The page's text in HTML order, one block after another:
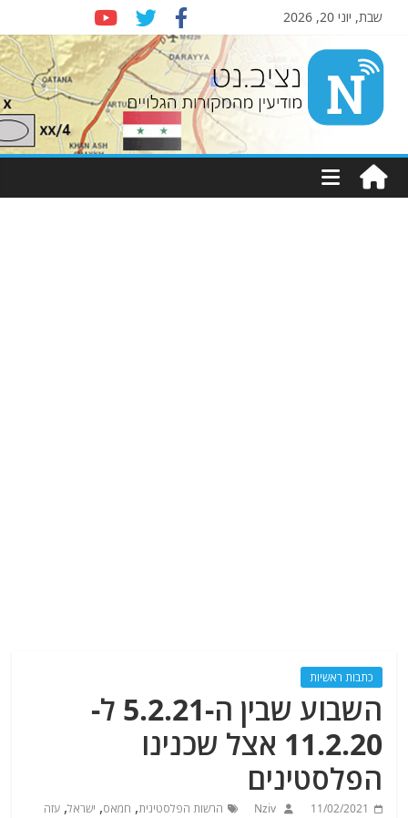
שבת, יוני 20, 2026
Nziv.net
מודיעין
מהמקורות
כתבות ראשיות
השבוע שבין ה-5.2.21 ל-
11.2.20 אצל שכנינו
הפלסטינים
11/02/2021
Nziv הרשות הפלסטינית, חמאס, ישראל,עזה